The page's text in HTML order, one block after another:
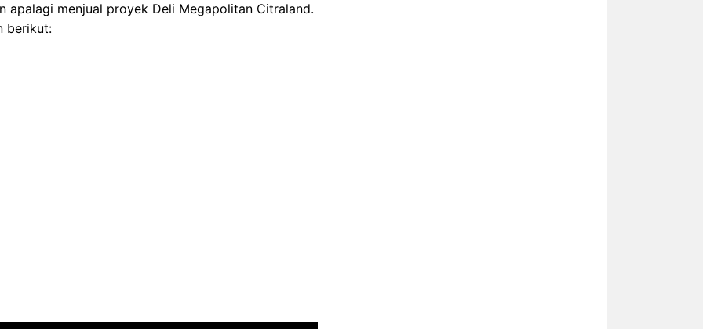
apalagi menjual proyek Deli Megapolitan Citraland.
berikut: